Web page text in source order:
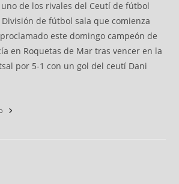
de los rivales del Ceutí de fútbol
de fútbol sala que comienza
este domingo campeón de
en Roquetas de Mar tras vencer en la
por 5-1 con un gol del ceutí Dani